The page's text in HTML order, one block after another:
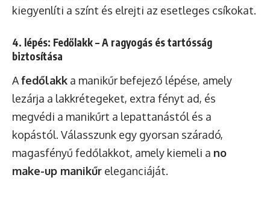
kiegyenlíti a színt és elrejti az esetleges csíkokat.
4. lépés: Fedőlakk – A ragyogás és tartósság
biztosítása
Afedőlakk a manikűr befejező lépése, amely
lezárja a lakkrétegeket, extra fényt ad, és
megvédi a manikűrt a lepattanástól és a
kopástól. Válasszunk egy gyorsan száradó,
magasfényű fedőlakkot, amely kiemeli a no
make-up manikűr eleganciáját.